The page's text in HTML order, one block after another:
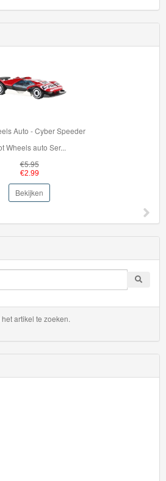
Auto - Cyber Speeder
Wheels auto Ser...
€5.95
€2.99
Bekijken
artikel te zoeken.